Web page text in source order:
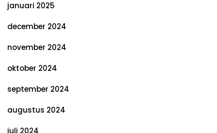
januari 2025
december 2024
november 2024
oktober 2024
september 2024
augustus 2024
juli 2024